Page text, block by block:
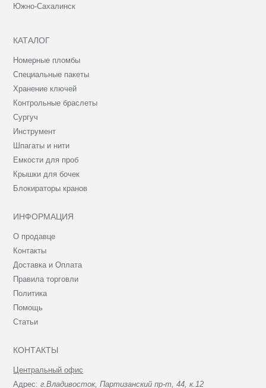
Южно-Сахалинск
КАТАЛОГ
Номерные пломбы
Специальные пакеты
Хранение ключей
Контрольные браслеты
Сургуч
Инструмент
Шпагаты и нити
Емкости для проб
Крышки для бочек
Блокираторы кранов
ИНФОРМАЦИЯ
О продавце
Контакты
Доставка и Оплата
Правила торговли
Политика
Помощь
Статьи
КОНТАКТЫ
Центральный офис
Адрес:г.Владивосток, Партизанский пр-т, 44, к.12